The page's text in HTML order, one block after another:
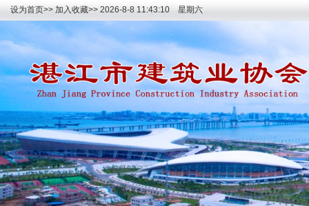
设为首页>> 加入收藏>> 2026-8-8 11:43:11 星期六